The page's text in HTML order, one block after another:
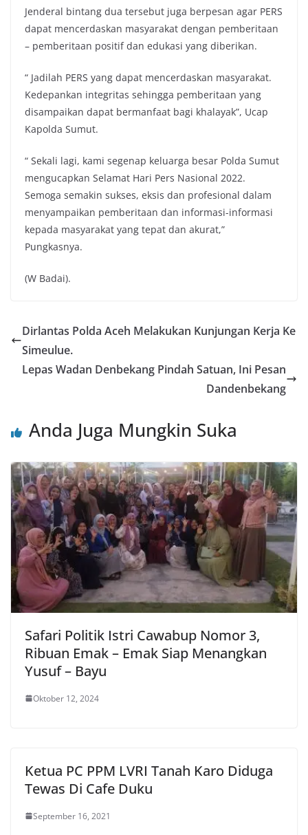
Jenderal bintang dua tersebut juga berpesan agar PERS
dapat mencerdaskan masyarakat dengan pemberitaan
– pemberitaan positif dan edukasi yang diberikan.
“ Jadilah PERS yang dapat mencerdaskan masyarakat.
Kedepankan integritas sehingga pemberitaan yang
disampaikan dapat bermanfaat bagi khalayak”, Ucap
Kapolda Sumut.
“ Sekali lagi, kami segenap keluarga besar Polda Sumut
mengucapkan Selamat Hari Pers Nasional 2022.
Semoga semakin sukses, eksis dan profesional dalam
menyampaikan pemberitaan dan informasi-informasi
kepada masyarakat yang tepat dan akurat,”
Pungkasnya.
(W Badai).
Dirlantas Polda Aceh Melakukan Kunjungan Kerja Ke
Simeulue.
Lepas Wadan Denbekang Pindah Satuan, Ini Pesan
Dandenbekang
Anda Juga Mungkin Suka
Safari Politik Istri Cawabup Nomor 3,
Ribuan Emak – Emak Siap Menangkan
Yusuf – Bayu
Oktober 12, 2024
Ketua PC PPM LVRI Tanah Karo Diduga
Tewas Di Cafe Duku
September 16, 2021